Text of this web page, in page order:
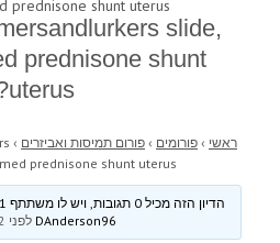
prednisone shunt uterus?
slide,
prednisone shunt
uterus?
ראשי › פורומים › פורום תמיסות ואביזרים ›
prednisone shunt uterus?
הדיון הזה מכיל 0 תגובות, ויש לו משתתף 1, והוא עודכן לאחרונה ע״י
לפני 2 חודשים